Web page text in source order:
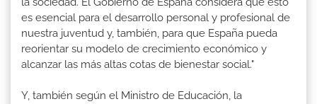
es esencial para el desarrollo personal y profesional de
nuestra juventud y, también, para que España pueda
reorientar su modelo de crecimiento económico y
alcanzar las más altas cotas de bienestar social."
Y, también según el Ministro de Educación, la